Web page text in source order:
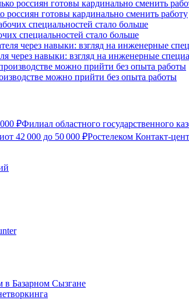
россиян готовы кардинально сменить работу
специальностей стало больше
через навыки: взгляд на инженерные
можно прийти без опыта работы
₽Филиал областного государственного
от 42 000 до 50 000 ₽Ростелеком Контакт-
в Базарном Сызгане